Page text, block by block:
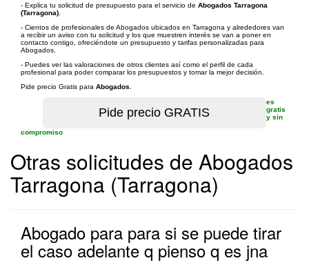
- Explica tu solicitud de presupuesto para el servicio de Abogados Tarragona
(Tarragona)
- Cientos de profesionales de Abogados ubicados en Tarragona y alrededores van
a recibir un aviso con tu solicitud y los que muestren interés se van a poner en
contacto contigo, ofreciéndote un presupuesto y tarifas personalizadas para
Abogados.
- Puedes ver las valoraciones de otros clientes así como el perfil de cada
profesional para poder comparar los presupuestos y tomar la mejor decisión.
Pide precio Gratis para Abogados
es
gratis
y sin
compromiso
Otras solicitudes de Abogados
Tarragona (Tarragona)
Abogado para para si se puede tirar
el caso adelante q pienso q es jna